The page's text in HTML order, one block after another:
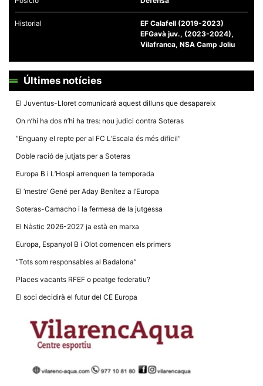
Historial
EF Calafell (2019-2023)
EFGavà juv., (2023-2024),
Vilafranca, NSA Camp Joliu
Últimes notícies
El Juventus-Lloret comunicarà aquest dilluns que desapareix
On n’hi ha dos n’hi ha tres: nou judici contra Soteras
“Enguany el repte per al FC L’Escala és més difícil”
Doble ració de jutjats per a Soteras
Europa B i L’Hospi arrenquen la temporada
El ‘mestre’ Gené per Aday Benítez a l’Europa
Soteras-Camacho i la fermesa de la jutgessa
El Nàstic 2026-2027 ja està en marxa
Europa, Espanyol B i Olot comencen els primers
“Tots som responsables al Badalona”
Places vacants RFEF o peatge federatiu?
El soci decidirà el futur del CE Europa
Necessàries
Aquestes
són
per al
tècnic de la
web.
Recopilem
estructura.
d'usuari